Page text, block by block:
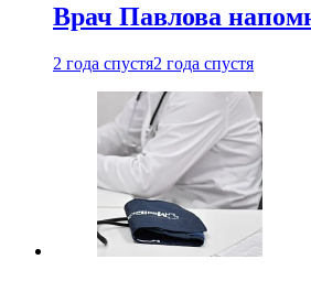
Врач Павлова
2 года спустя2 года спустя